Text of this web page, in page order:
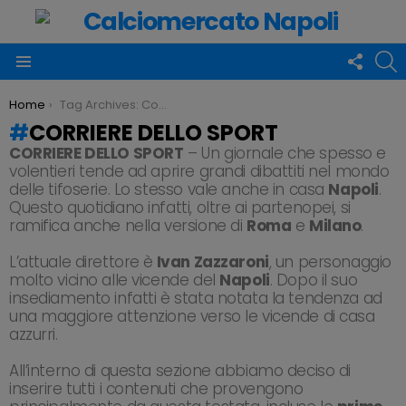
US
You are here:
Home Tag Archives: Corriere dello Sport
CORRIERE DELLO SPORT
CORRIERE DELLO SPORT – Un giornale che spesso e
volentieri tende ad aprire grandi dibattiti nel mondo
delle tifoserie. Lo stesso vale anche in casa Napoli.
Questo quotidiano infatti, oltre ai partenopei, si
ramifica anche nella versione di Roma e Milano.
L’attuale direttore è Ivan Zazzaroni, un personaggio
molto vicino alle vicende del Napoli. Dopo il suo
insediamento infatti è stata notata la tendenza ad
una maggiore attenzione verso le vicende di casa
azzurri.
All’interno di questa sezione abbiamo deciso di
inserire tutti i contenuti che provengono